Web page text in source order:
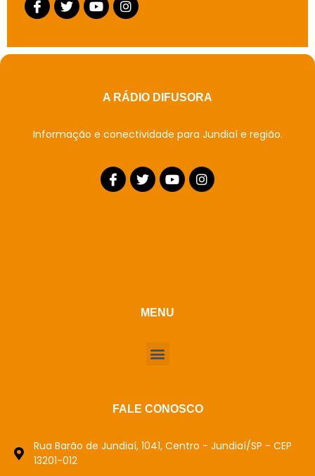
A RÁDIO DIFUSORA
Informação e conectividade para Jundiaí e região.
MENU
FALE CONOSCO
Rua Barão de Jundiaí, 1041, Centro - Jundiaí/SP - CEP
13201-012